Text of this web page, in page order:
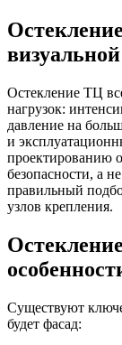
Остекление ТЦ
нагрузок:
давление на
и
проектированию
безопасности, а
правильный
узлов крепления.
Существуют
будет фасад: